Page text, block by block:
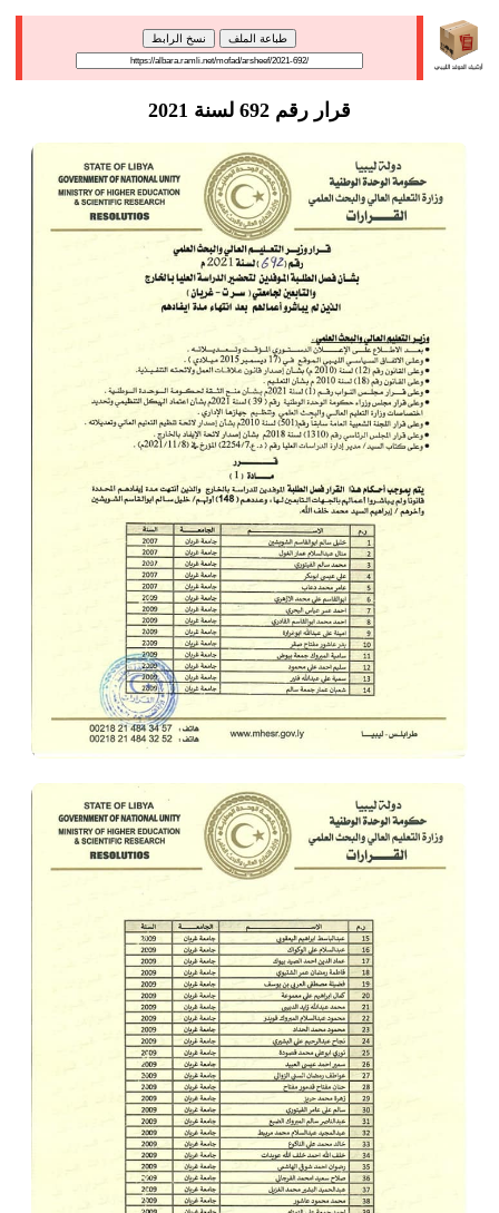
طباعة الملف نسخ الرابط
قرار رقم 692 لسنة 2021